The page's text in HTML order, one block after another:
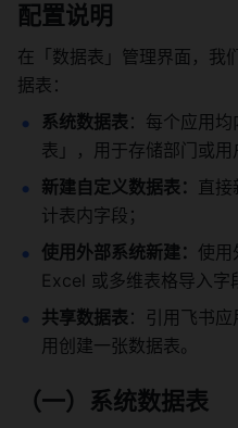
配置说明
在「数据表」管理界面，我
据表：
系统数据表 ：每个应用
表」，用于存储部门或用
新建自定义数据表： 直接
计表内字段；
使用外部系统新建： 使用
Excel 或多维表格导入字
共享数据表 ：引用飞书
用创建一张数据表。
（一）系统数据表